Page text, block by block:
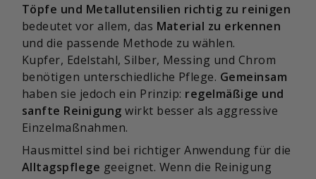
Töpfe und Metallutensilien richtig zu reinigen
bedeutet vor allem, das Material zu erkennen
und die passende Methode zu wählen.
Kupfer, Edelstahl, Silber, Messing und Chrom
benötigen unterschiedliche Pflege. Gemeinsam
haben sie jedoch ein Prinzip: regelmäßige und
sanfte Reinigung wirkt besser als aggressive
Einzelmaßnahmen.
Hausmittel sind bei richtiger Anwendung für die
Alltagspflege geeignet. Wenn die Reinigung